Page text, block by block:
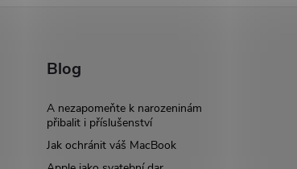
Blog
A nezapomeňte k narozeninám
přibalit i příslušenství
Jak ochránit váš MacBook